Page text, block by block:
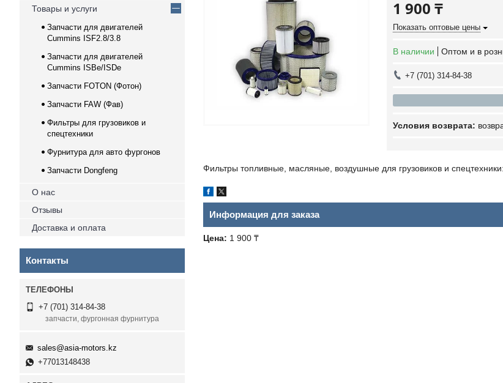
1 900 ₸
Показать оптовые цены
В наличии Оптом и в
+7 (701) 314-84-38
Фильтры топливные, масляные, воздушные для грузовиков и
Информация для заказа
Цена: 1 900 ₸
Товары и услуги
Запчасти для двигателей
Cummins ISF2.8/3.8
Запчасти для двигателей
Cummins ISBe/ISDe
Запчасти FOTON (Фотон)
Запчасти FAW (Фав)
Фильтры для грузовиков и
спецтехники
Фурнитура для авто фургонов
Запчасти Dongfeng
О нас
Отзывы
Доставка и оплата
Контакты
+7 (701) 314-84-38
запчасти, фургонная фурнитура
sales@asia-motors.kz
+77013148438